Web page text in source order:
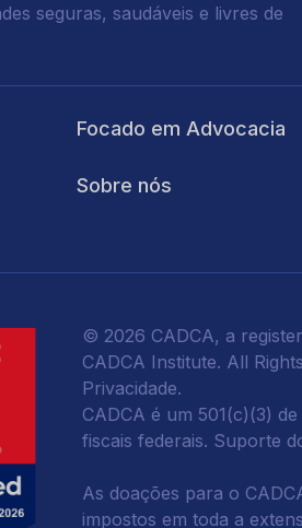
seguras, saudáveis e livres de
Focado em Advocacia
Sobre nós
© 2026 CADCA, a
CADCA Institute. All
Privacidade.
CADCA é um 501(c)(3)
fiscais federais. Suporte
As doações para o
impostos em toda a